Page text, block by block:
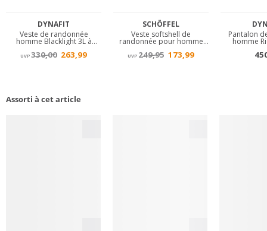
Assorti à cet article